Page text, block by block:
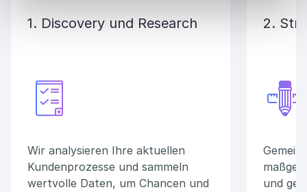
1. Discovery und Research
Wir analysieren Ihre aktuellen
Kundenprozesse und sammeln
wertvolle Daten, um Chancen und
2.
und